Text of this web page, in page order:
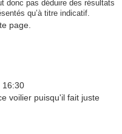
donc pas déduire des résultats
qu’à titre indicatif.
page.
16:30
voilier puisqu'il fait juste